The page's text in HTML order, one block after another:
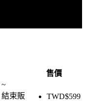
售價
~
結束販
TWD$599